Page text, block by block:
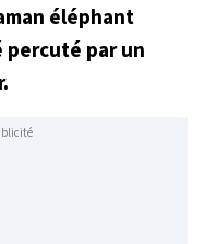
éléphant
percuté par un